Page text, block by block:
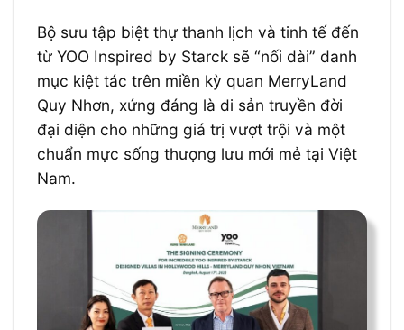
Bộ sưu tập biệt thự thanh lịch và tinh tế đến
từ YOO Inspired by Starck sẽ “nối dài” danh
mục kiệt tác trên miền kỳ quan MerryLand
Quy Nhơn, xứng đáng là di sản truyền đời
đại diện cho những giá trị vượt trội và một
chuẩn mực sống thượng lưu mới mẻ tại Việt
Nam.